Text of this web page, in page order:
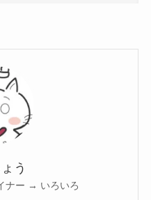
う
ナー → いろいろ